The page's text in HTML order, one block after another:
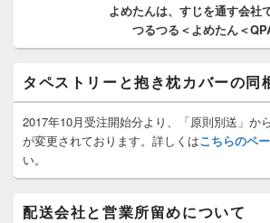
ッ
エ
リ
よめたんは、 すじを通す会社
つるつる＜よめたん＜
タペストリーと抱き枕カバーの同
2017年10月受注開始分より、「原則別送」か
が変更されております。詳しくはこちらのペ
い。
配送会社と営業所留めについて